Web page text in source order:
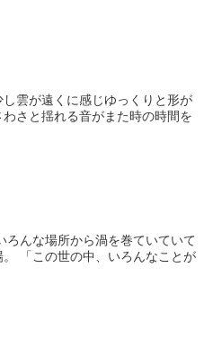
雲が遠くに感じゆっくりと形が
さと揺れる音がまた時の時間を
ろんな場所から渦を巻ていていて
「この世の中、いろんなことが